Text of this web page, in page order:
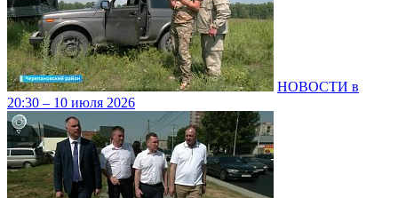
НОВОСТИ в
20:30 – 10 июля 2026